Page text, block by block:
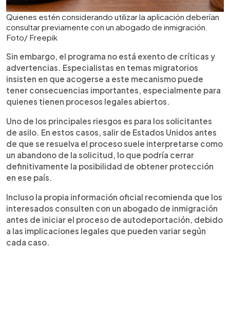
Quienes estén considerando utilizar la aplicación deberían
consultar previamente con un abogado de inmigración.
Foto/ Freepik
Sin embargo, el programa no está exento de críticas y
advertencias. Especialistas en temas migratorios
insisten en que acogerse a este mecanismo puede
tener consecuencias importantes, especialmente para
quienes tienen procesos legales abiertos.
Uno de los principales riesgos es para los solicitantes
de asilo. En estos casos, salir de Estados Unidos antes
de que se resuelva el proceso suele interpretarse como
un abandono de la solicitud, lo que podría cerrar
definitivamente la posibilidad de obtener protección
en ese país.
Incluso la propia información oficial recomienda que los
interesados consulten con un abogado de inmigración
antes de iniciar el proceso de autodeportación, debido
a las implicaciones legales que pueden variar según
cada caso.